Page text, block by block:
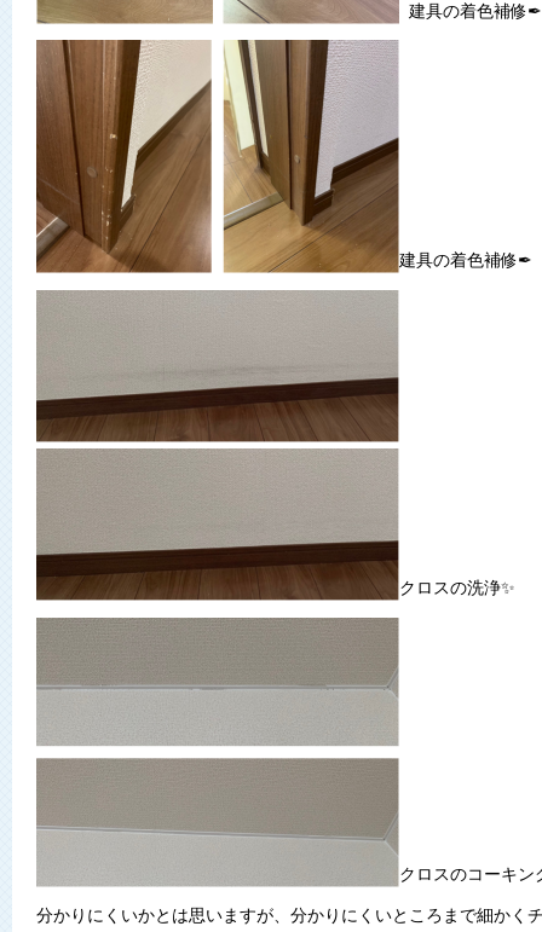
建具の着色補修✒
建具の着色補修✒
クロスの洗浄✨
クロスのコーキン
分かりにくいかとは思いますが、分かりにくいところまで細かく